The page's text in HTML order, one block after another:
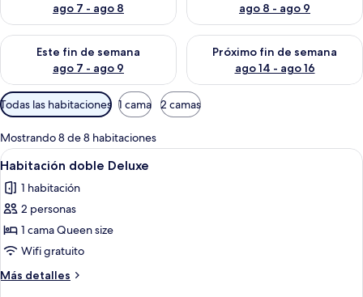
ago 7 - ago 8
ago 8 - ago 9
Este fin de semana
ago 7 - ago 9
Consulta la disponibilidad para este fin de semana ago 7 -
Próximo fin de semana
ago 14 - ago 16
Consulta la disponibilidad
Filtros
disponibles
para
las
habitaciones
Todas las habitaciones 1 cama 2 camas
Mostrando 8 de 8 habitaciones
Abrir
todas
las
fotos
de
Habitación
doble
Deluxe
Una habitación de hotel moderna
3
Habitación doble Deluxe
1 habitación
2 personas
1 cama Queen size
Wifi gratuito
Más detalles
Más